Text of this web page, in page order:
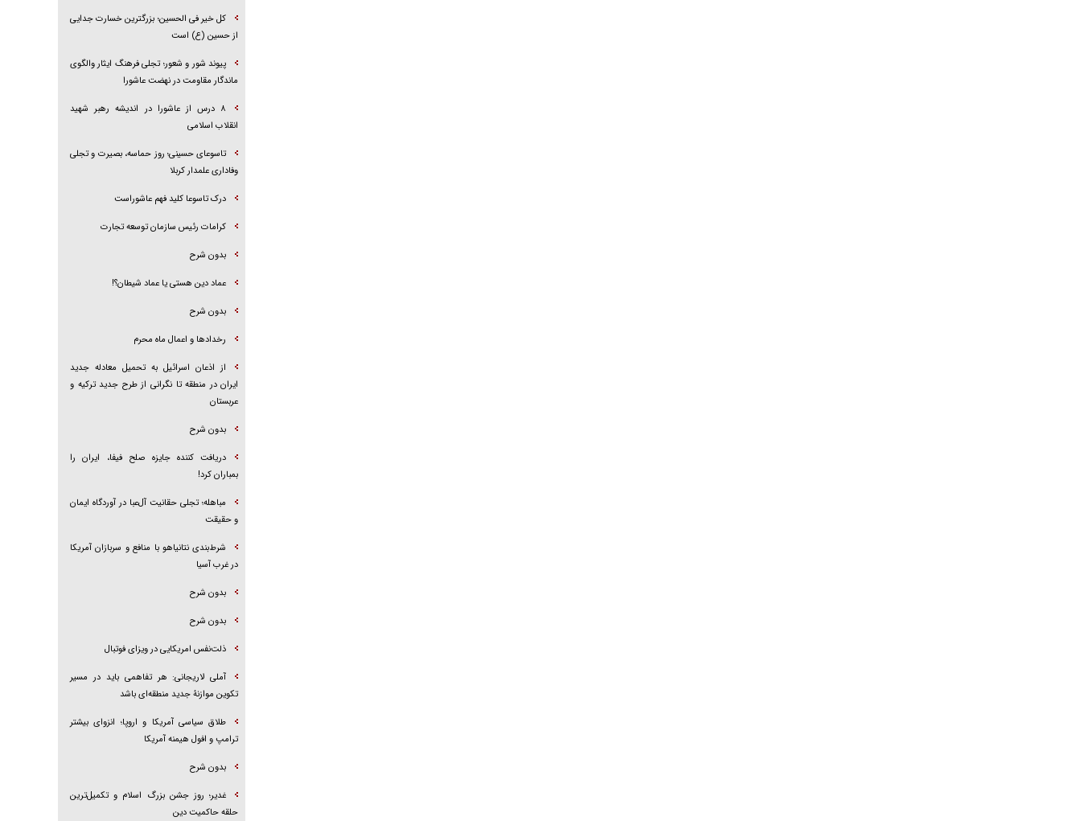
کل خیر فی الحسین؛ بزرگترین خسارت جدایی
از حسین (ع) است
پیوند شور و شعور؛ تجلی فرهنگ ایثار والگوی
ماندگار مقاومت در نهضت عاشورا
۸ درس از عاشورا در اندیشه رهبر شهید
انقلاب اسلامی
تاسوعای حسینی؛ روز حماسه، بصیرت و تجلی
وفاداری علمدار کربلا
درک تاسوعا کلید فهم عاشوراست
کرامات رئیس سازمان توسعه تجارت
بدون شرح
عماد دین هستی یا عماد شیطان؟!
بدون شرح
رخداد‌ها و اعمال ماه محرم
از اذعان اسرائیل به تحمیل معادله جدید
ایران در منطقه تا نگرانی از طرح جدید ترکیه و
عربستان
بدون شرح
دریافت کننده جایزه صلح فیفا، ایران را
بمباران کرد!
مباهله؛ تجلی حقانیت آل‌عبا در آوردگاه ایمان
و حقیقت
شرط‌بندی نتانیاهو با منافع و سربازان آمریکا
در غرب آسیا
بدون شرح
بدون شرح
ذلت‌نفس امریکایی در ویزای فوتبال
آملی لاریجانی: هر تفاهمی باید در مسیر
تکوین موازنۀ جدید منطقه‌ای باشد
طلاق سیاسی آمریکا و اروپا؛ انزوای بیشتر
ترامپ و افول هیمنه آمریکا
بدون شرح
غدیر؛ روز جشن بزرگ اسلام و تکمیل‌ترین
حلقه حاکمیت دین